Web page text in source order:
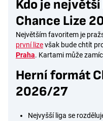
Kdo je
Chance Lize
Největším favoritem je
první lizevšak bude chtít
Praha. Kartami může
Herní formát
2026/27
Nejvyšší liga se